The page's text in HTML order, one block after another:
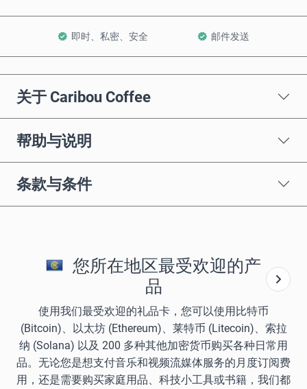
即时、私密、安全 邮件发送
关于 Caribou Coffee
帮助与说明
条款与条件
您所在地区最受欢迎的产
品
使用我们最受欢迎的礼品卡，您可以使用比特币
(Bitcoin)、以太坊 (Ethereum)、莱特币 (Litecoin)、索拉
纳 (Solana) 以及 200 多种其他加密货币购买各种日常用
品。无论您是想支付音乐和视频流媒体服务的月度订阅费
用，还是需要购买家庭用品、科技小工具或书籍，我们都